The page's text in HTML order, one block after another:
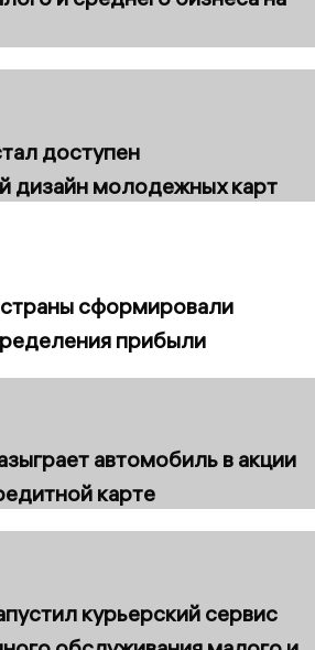
доступен
дизайн молодежных карт
сформировали
прибыли
автомобиль в акции
карте
курьерский сервис